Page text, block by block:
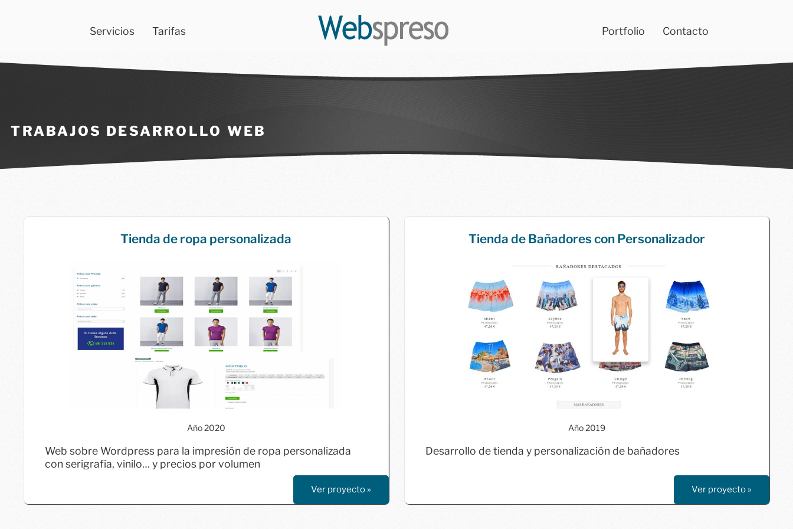
Servicios Tarifas Portfolio Contacto
TRABAJOS DESARROLLO WEB
Tienda de ropa personalizada
/>
Año 2020
Web sobre Wordpress para la impresión de ropa personalizada
con serigrafía, vinilo… y precios por volumen
Ver proyecto »
Tienda de Bañadores con Personalizador
Año 2019
Desarrollo de tienda y personalización de bañadores
Ver proyecto »